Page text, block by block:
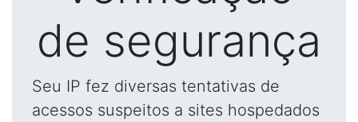
de segurança
Seu IP fez diversas tentativas de
acessos suspeitos a sites hospedados